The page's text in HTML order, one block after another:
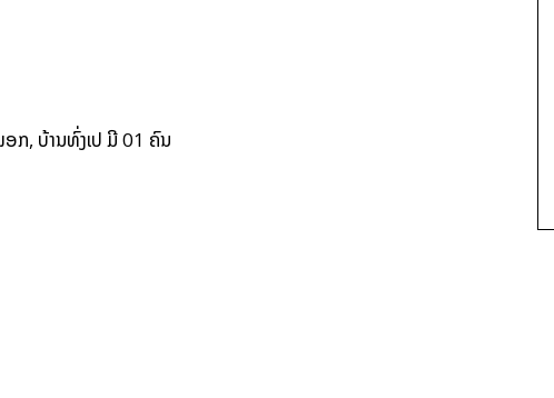
ອກ, ບ້ານທົ່ງເປ ມີ 01 ຄົນ